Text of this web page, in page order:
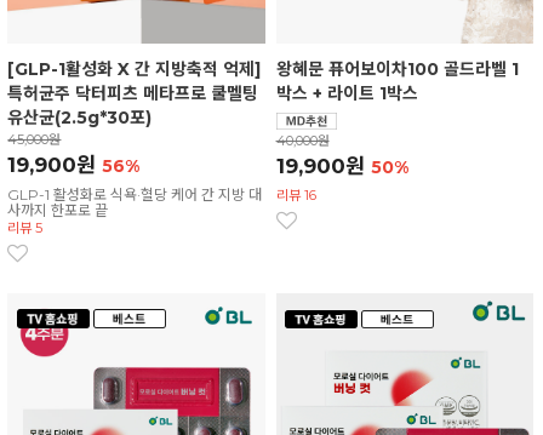
[GLP-1활성화 X 간 지방축적 억제]
특허균주 닥터피츠 메타프로 쿨멜팅
유산균(2.5g*30포)
45,000원
19,900원56%
GLP-1 활성화로 식욕·혈당 케어 간 지방 대
사까지 한포로 끝
리뷰 5
왕혜문 퓨어보이차100 골드라벨 1
박스 + 라이트 1박스
40,000원
19,900원 50%
리뷰 16